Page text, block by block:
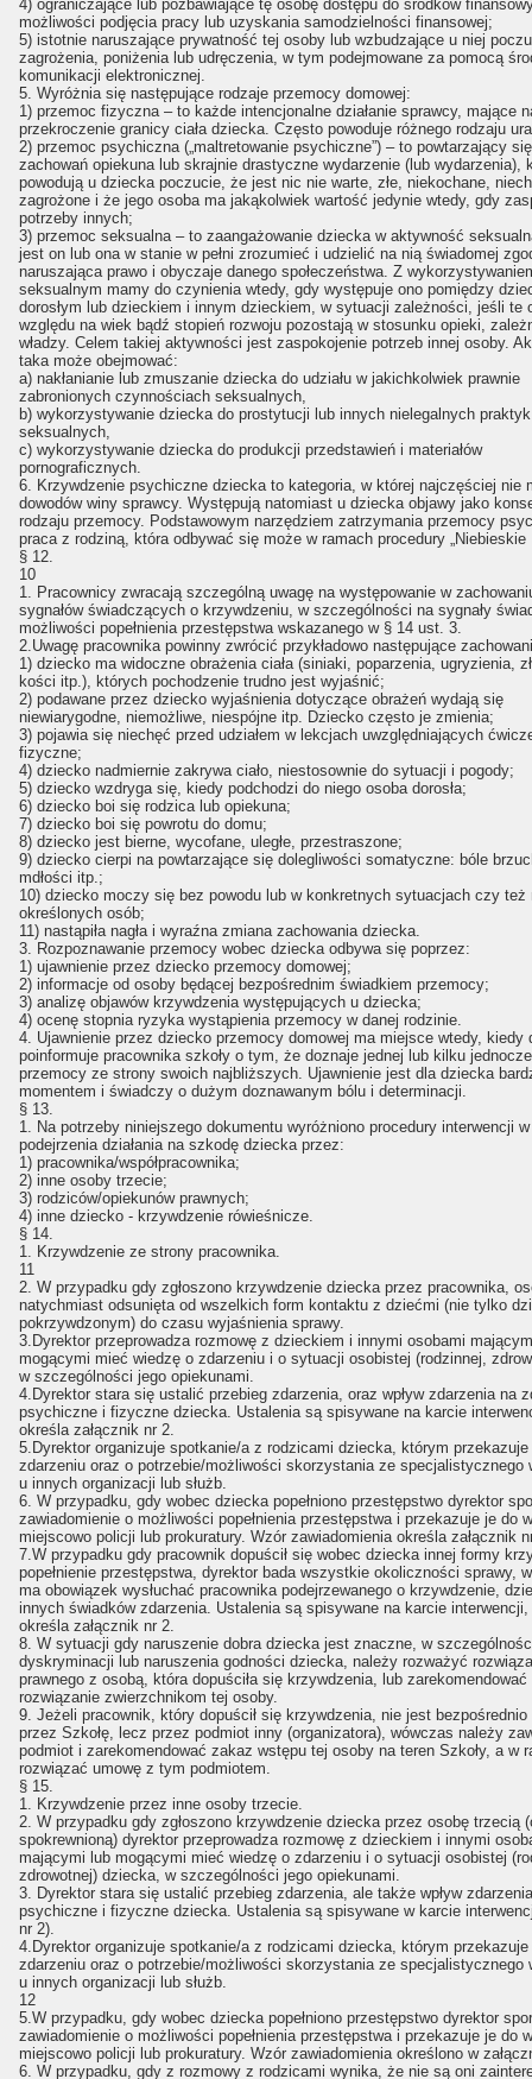
4) ograniczające lub pozbawiające tę osobę dostępu do środków
możliwości podjęcia pracy lub uzyskania samodzielności finansowej;
5) istotnie naruszające prywatność tej osoby lub wzbudzające u niej
zagrożenia, poniżenia lub udręczenia, w tym podejmowane za pomocą
komunikacji elektronicznej.
5. Wyróżnia się następujące rodzaje przemocy domowej:
1) przemoc fizyczna – to każde intencjonalne działanie sprawcy, mające
przekroczenie granicy ciała dziecka. Często powoduje różnego rodzaju
2) przemoc psychiczna („maltretowanie psychiczne”) – to powtarzający
zachowań opiekuna lub skrajnie drastyczne wydarzenie (lub wydarzenia),
powodują u dziecka poczucie, że jest nic nie warte, złe, niekochane,
zagrożone i że jego osoba ma jakąkolwiek wartość jedynie wtedy, gdy
potrzeby innych;
3) przemoc seksualna – to zaangażowanie dziecka w aktywność
jest on lub ona w stanie w pełni zrozumieć i udzielić na nią świadomej
naruszająca prawo i obyczaje danego społeczeństwa. Z
seksualnym mamy do czynienia wtedy, gdy występuje ono pomiędzy
dorosłym lub dzieckiem i innym dzieckiem, w sytuacji zależności, jeśli te
względu na wiek bądź stopień rozwoju pozostają w stosunku opieki,
władzy. Celem takiej aktywności jest zaspokojenie potrzeb innej osoby.
taka może obejmować:
a) nakłanianie lub zmuszanie dziecka do udziału w jakichkolwiek prawnie
zabronionych czynnościach seksualnych,
b) wykorzystywanie dziecka do prostytucji lub innych nielegalnych praktyk
seksualnych,
c) wykorzystywanie dziecka do produkcji przedstawień i materiałów
pornograficznych.
6. Krzywdzenie psychiczne dziecka to kategoria, w której najczęściej nie
dowodów winy sprawcy. Występują natomiast u dziecka objawy jako
rodzaju przemocy. Podstawowym narzędziem zatrzymania przemocy
praca z rodziną, która odbywać się może w ramach procedury „Niebieskie
§ 12.
10
1. Pracownicy zwracają szczególną uwagę na występowanie w
sygnałów świadczących o krzywdzeniu, w szczególności na sygnały
możliwości popełnienia przestępstwa wskazanego w § 14 ust. 3.
2.Uwagę pracownika powinny zwrócić przykładowo następujące
1) dziecko ma widoczne obrażenia ciała (siniaki, poparzenia, ugryzienia,
kości itp.), których pochodzenie trudno jest wyjaśnić;
2) podawane przez dziecko wyjaśnienia dotyczące obrażeń wydają się
niewiarygodne, niemożliwe, niespójne itp. Dziecko często je zmienia;
3) pojawia się niechęć przed udziałem w lekcjach uwzględniających
fizyczne;
4) dziecko nadmiernie zakrywa ciało, niestosownie do sytuacji i pogody;
5) dziecko wzdryga się, kiedy podchodzi do niego osoba dorosła;
6) dziecko boi się rodzica lub opiekuna;
7) dziecko boi się powrotu do domu;
8) dziecko jest bierne, wycofane, uległe, przestraszone;
9) dziecko cierpi na powtarzające się dolegliwości somatyczne: bóle
mdłości itp.;
10) dziecko moczy się bez powodu lub w konkretnych sytuacjach czy też
określonych osób;
11) nastąpiła nagła i wyraźna zmiana zachowania dziecka.
3. Rozpoznawanie przemocy wobec dziecka odbywa się poprzez:
1) ujawnienie przez dziecko przemocy domowej;
2) informacje od osoby będącej bezpośrednim świadkiem przemocy;
3) analizę objawów krzywdzenia występujących u dziecka;
4) ocenę stopnia ryzyka wystąpienia przemocy w danej rodzinie.
4. Ujawnienie przez dziecko przemocy domowej ma miejsce wtedy, kiedy
poinformuje pracownika szkoły o tym, że doznaje jednej lub kilku
przemocy ze strony swoich najbliższych. Ujawnienie jest dla dziecka
momentem i świadczy o dużym doznawanym bólu i determinacji.
§ 13.
1. Na potrzeby niniejszego dokumentu wyróżniono procedury interwencji
podejrzenia działania na szkodę dziecka przez:
1) pracownika/współpracownika;
2) inne osoby trzecie;
3) rodziców/opiekunów prawnych;
4) inne dziecko - krzywdzenie rówieśnicze.
§ 14.
1. Krzywdzenie ze strony pracownika.
11
2. W przypadku gdy zgłoszono krzywdzenie dziecka przez pracownika,
natychmiast odsunięta od wszelkich form kontaktu z dziećmi (nie tylko
pokrzywdzonym) do czasu wyjaśnienia sprawy.
3.Dyrektor przeprowadza rozmowę z dzieckiem i innymi osobami
mogącymi mieć wiedzę o zdarzeniu i o sytuacji osobistej (rodzinnej,
w szczególności jego opiekunami.
4.Dyrektor stara się ustalić przebieg zdarzenia, oraz wpływ zdarzenia na
psychiczne i fizyczne dziecka. Ustalenia są spisywane na karcie
określa załącznik nr 2.
5.Dyrektor organizuje spotkanie/a z rodzicami dziecka, którym
zdarzeniu oraz o potrzebie/możliwości skorzystania ze specjalistycznego
u innych organizacji lub służb.
6. W przypadku, gdy wobec dziecka popełniono przestępstwo dyrektor
zawiadomienie o możliwości popełnienia przestępstwa i przekazuje je do
miejscowo policji lub prokuratury. Wzór zawiadomienia określa załącznik
7.W przypadku gdy pracownik dopuścił się wobec dziecka innej formy
popełnienie przestępstwa, dyrektor bada wszystkie okoliczności sprawy,
ma obowiązek wysłuchać pracownika podejrzewanego o krzywdzenie,
innych świadków zdarzenia. Ustalenia są spisywane na karcie
określa załącznik nr 2.
8. W sytuacji gdy naruszenie dobra dziecka jest znaczne, w
dyskryminacji lub naruszenia godności dziecka, należy rozważyć
prawnego z osobą, która dopuściła się krzywdzenia, lub zarekomendować
rozwiązanie zwierzchnikom tej osoby.
9. Jeżeli pracownik, który dopuścił się krzywdzenia, nie jest bezpośrednio
przez Szkołę, lecz przez podmiot inny (organizatora), wówczas należy
podmiot i zarekomendować zakaz wstępu tej osoby na teren Szkoły, a w
rozwiązać umowę z tym podmiotem.
§ 15.
1. Krzywdzenie przez inne osoby trzecie.
2. W przypadku gdy zgłoszono krzywdzenie dziecka przez osobę trzecią
spokrewnioną) dyrektor przeprowadza rozmowę z dzieckiem i innymi
mającymi lub mogącymi mieć wiedzę o zdarzeniu i o sytuacji osobistej
zdrowotnej) dziecka, w szczególności jego opiekunami.
3. Dyrektor stara się ustalić przebieg zdarzenia, ale także wpływ
psychiczne i fizyczne dziecka. Ustalenia są spisywane w karcie
nr 2).
4.Dyrektor organizuje spotkanie/a z rodzicami dziecka, którym
zdarzeniu oraz o potrzebie/możliwości skorzystania ze specjalistycznego
u innych organizacji lub służb.
12
5.W przypadku, gdy wobec dziecka popełniono przestępstwo dyrektor
zawiadomienie o możliwości popełnienia przestępstwa i przekazuje je do
miejscowo policji lub prokuratury. Wzór zawiadomienia określono w
6. W przypadku, gdy z rozmowy z rodzicami wynika, że nie są oni